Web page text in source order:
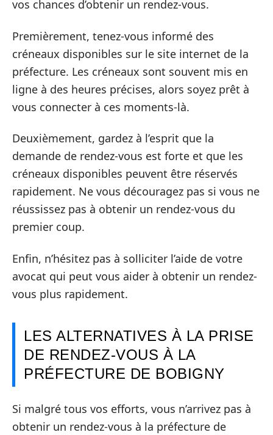
vos chances d’obtenir un rendez-vous.
Premièrement, tenez-vous informé des
créneaux disponibles sur le site internet de la
préfecture. Les créneaux sont souvent mis en
ligne à des heures précises, alors soyez prêt à
vous connecter à ces moments-là.
Deuxièmement, gardez à l’esprit que la
demande de rendez-vous est forte et que les
créneaux disponibles peuvent être réservés
rapidement. Ne vous découragez pas si vous ne
réussissez pas à obtenir un rendez-vous du
premier coup.
Enfin, n’hésitez pas à solliciter l’aide de votre
avocat qui peut vous aider à obtenir un rendez-
vous plus rapidement.
LES ALTERNATIVES À LA PRISE
DE RENDEZ-VOUS À LA
PRÉFECTURE DE BOBIGNY
Si malgré tous vos efforts, vous n’arrivez pas à
obtenir un rendez-vous à la préfecture de